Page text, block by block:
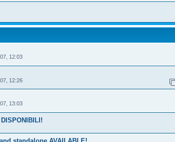
12:03
12:26
13:03